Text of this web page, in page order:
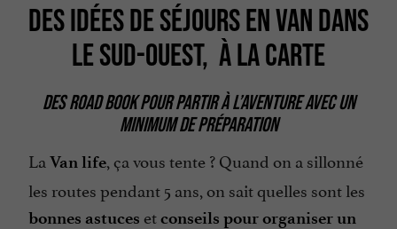
DES IDÉES DE SÉJOURS EN VAN DANS
LE SUD-OUEST, À LA CARTE
DES ROAD BOOK POUR PARTIR À L’AVENTURE AVEC UN
MINIMUM DE PRÉPARATION
La Van life, ça vous tente ? Quand on a sillonné
les routes pendant 5 ans, on sait quelles sont les
bonnes astuces etconseils pour organiser un